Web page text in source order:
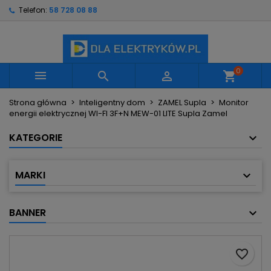
Telefon: 58 728 08 88
   shopping_cart0
Strona główna Inteligentny dom ZAMEL Supla
Monitor
energii elektrycznej WI-FI 3F+N MEW-01 LITE Supla Zamel
KATEGORIE
MARKI
BANNER
favorite_border
Utwórz nową listę
Nazwa listy życzeń
Anuluj Utwórz listę życzeń
Musisz być zalogowany by zapisać produkty na
swojej liście życzeń.
Anuluj Zaloguj się